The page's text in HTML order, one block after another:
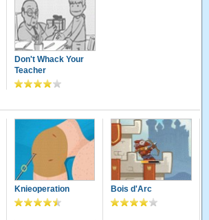
Don't Whack Your
Teacher
Knieoperation Bois d'Arc